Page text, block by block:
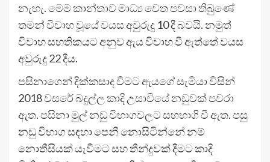
නැහැ. මෙම කාන්තාව මාධ්‍ය වෙත පවසා තිබුණේ
තමන් විවාහ වූයේ වයස අවුරුදු 10 දී බවයි. නමුත්
විවාහ සහතිකයට අනුව ඇය විවාහ වී ඇත්තේ වයස
අවුරුදු 22 දීය.
පසිනාගෙන් දික්කසාද වීමට ඇයගේ සැමියා විසින්
2018 වසරේ බදුල්ල කාදි උසාවියේ නඩුවක් පවරා
ඇත. පසිනා මුල් නඩු විභාගවලට සහභාගි වී ඇත. පසු
නඩු විභාග සඳහා පෙනී නොසිටින්නේ නම්
නොතීසියක් යැවීමට සහ තීන්දුවක් දීමට කාදි